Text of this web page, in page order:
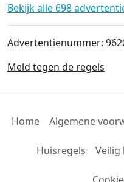
Bekijk alle 698
Advertentienummer:
Meld tegen de regels
Home Algemene
Huisregels Veilig